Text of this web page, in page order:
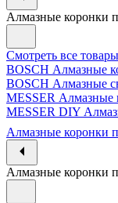
Алмазные коронки
Смотреть все товары
BOSCH Алмазные
BOSCH Алмазные
MESSER Алмазные
MESSER DIY
Алмазные коронки
Алмазные коронки